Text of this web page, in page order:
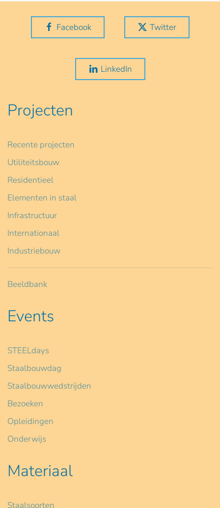
Facebook Twitter
LinkedIn
Projecten
Recente projecten
Utiliteitsbouw
Residentieel
Elementen in staal
Infrastructuur
Internationaal
Industriebouw
Beeldbank
Events
STEELdays
Staalbouwdag
Staalbouwwedstrijden
Bezoeken
Opleidingen
Onderwijs
Materiaal
Staalsoorten